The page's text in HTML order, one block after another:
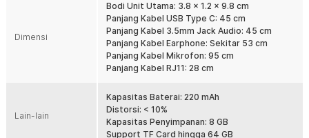
Kapasitas Internal 8 GB
Terdapat memori internal sebanyak 8 GB yang dapat merekam
suara hingga 136 jam tanpa henti. Anda pun bisa memiliki file audio
yang cukup untuk melakukan berbagai macam aktivitas seperti
merekam podcast, melakukan wawancara, dan lain-lain.
Kelengkapan Produk
Rincian yang Anda dapatkan untuk pembelian produk ini:
1 x TaffSTUDIO Perekam Suara Digital Voice Recorder 8GB - T60
Dimensi
Bodi Unit Utama: 3.8 x 1.2 x 9.8 cm
Panjang Kabel USB Type C: 45 cm
Panjang Kabel 3.5mm Jack Audio: 45 cm
Panjang Kabel Earphone: Sekitar 53 cm
Panjang Kabel Mikrofon: 95 cm
Panjang Kabel RJ11: 28 cm
Lain-lain
Kapasitas Baterai: 220 mAh
Distorsi: < 10%
Kapasitas Penyimpanan: 8 GB
Support TF Card hingga 64 GB